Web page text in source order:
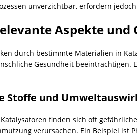
unverzichtbar, erfordern
Aspekte und
durch bestimmte Materialien in
Gesundheit beeinträchtigen.
Stoffe und
finden sich oft
verursachen. Ein Beispiel ist